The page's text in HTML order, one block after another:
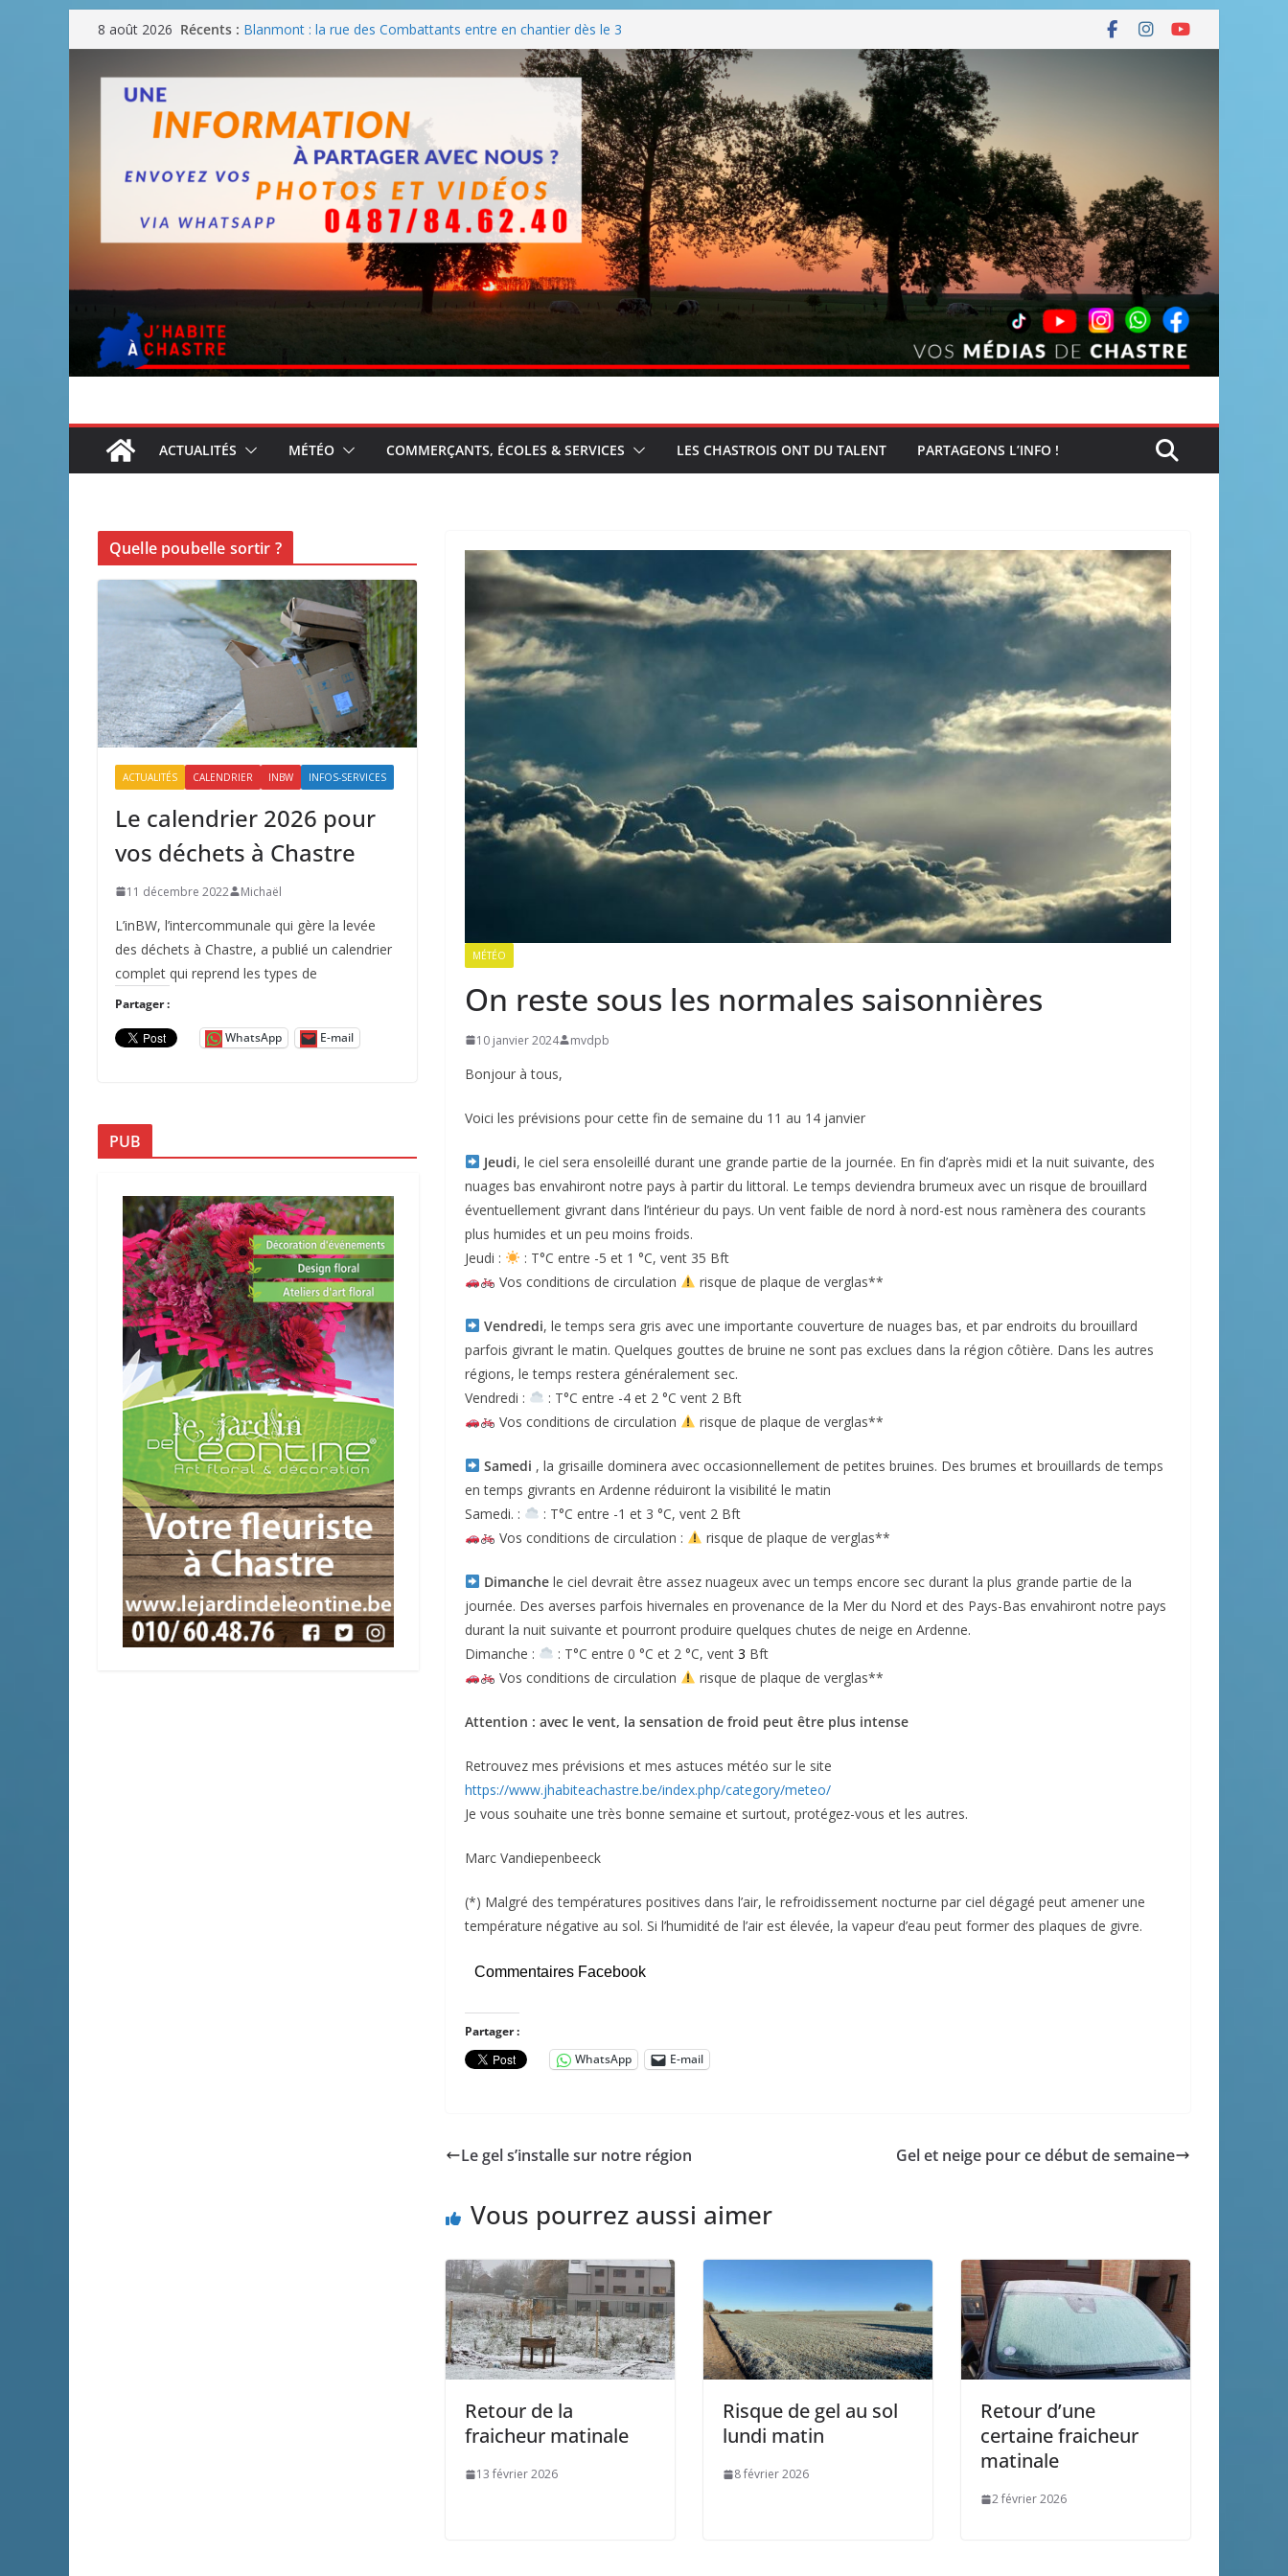
Passer
au
contenu
8 août 2026 Récents : Blanmont : la rue des Combattants entre en chantier dès le 3
août
Une fête nationale sans drache
ACTUALITÉS MÉTÉO COMMERÇANTS, ÉCOLES & SERVICES LES CHASTROIS ONT DU TALENT PARTAGEONS L’INFO !
MÉTÉO
On reste sous les normales saisonnières
10 janvier 2024 mvdpb
Bonjour à tous,
Voici les prévisions pour cette fin de semaine du 11 au 14 janvier
Jeudi, le ciel sera ensoleillé durant une grande partie de la journée. En fin d’après midi et la nuit suivante, des
nuages bas envahiront notre pays à partir du littoral. Le temps deviendra brumeux avec un risque de brouillard
éventuellement givrant dans l’intérieur du pays. Un vent faible de nord à nord-est nous ramènera des courants
plus humides et un peu moins froids.
Jeudi :
: T°C entre -5 et 1 °C, vent 35 Bft
Vos conditions de circulation
risque de plaque de verglas**
Vendredi, le temps sera gris avec une importante couverture de nuages bas, et par endroits du brouillard
parfois givrant le matin. Quelques gouttes de bruine ne sont pas exclues dans la région côtière. Dans les autres
régions, le temps restera généralement sec.
Vendredi :
: T°C entre -4 et 2 °C vent 2 Bft
Vos conditions de circulation
risque de plaque de verglas**
Samedi , la grisaille dominera avec occasionnellement de petites bruines. Des brumes et brouillards de temps
en temps givrants en Ardenne réduiront la visibilité le matin
Samedi. :
: T°C entre -1 et 3 °C, vent 2 Bft
Vos conditions de circulation :
risque de plaque de verglas**
Dimanchele ciel devrait être assez nuageux avec un temps encore sec durant la plus grande partie de la
journée. Des averses parfois hivernales en provenance de la Mer du Nord et des Pays-Bas envahiront notre pays
durant la nuit suivante et pourront produire quelques chutes de neige en Ardenne.
Dimanche :
: T°C entre 0 °C et 2 °C, vent 3 Bft
Vos conditions de circulation
risque de plaque de verglas**
Attention : avec le vent, la sensation de froid peut être plus intense
Retrouvez mes prévisions et mes astuces météo sur le site
https://www.jhabiteachastre.be/index.php/category/meteo/
Je vous souhaite une très bonne semaine et surtout, protégez-vous et les autres.
Marc Vandiepenbeeck
(*) Malgré des températures positives dans l’air, le refroidissement nocturne par ciel dégagé peut amener une
température négative au sol. Si l’humidité de l’air est élevée, la vapeur d’eau peut former des plaques de givre.
Commentaires Facebook
Partager :
WhatsApp
E-mail
Le gel s’installe sur notre région Gel et neige pour ce début de semaine
Vous pourrez aussi aimer
Retour de la
fraicheur matinale
13 février 2026
Risque de gel au sol
lundi matin
8 février 2026
Retour d’une
certaine fraicheur
matinale
2 février 2026
Quelle poubelle sortir ?
ACTUALITÉS CALENDRIER INBW INFOS-SERVICES
Le calendrier 2026 pour
vos déchets à Chastre
11 décembre 2022 Michaël
L’inBW, l’intercommunale qui gère la levée
des déchets à Chastre, a publié un calendrier
complet qui reprend les types de
Partager :
WhatsApp E-mail
PUB